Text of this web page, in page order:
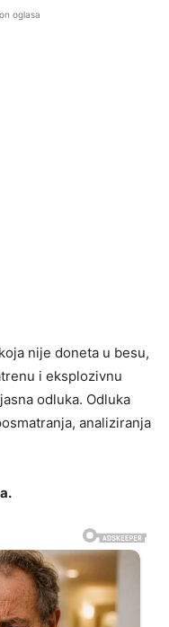
oglasa
nije doneta u besu,
i eksplozivnu
odluka. Odluka
analiziranja